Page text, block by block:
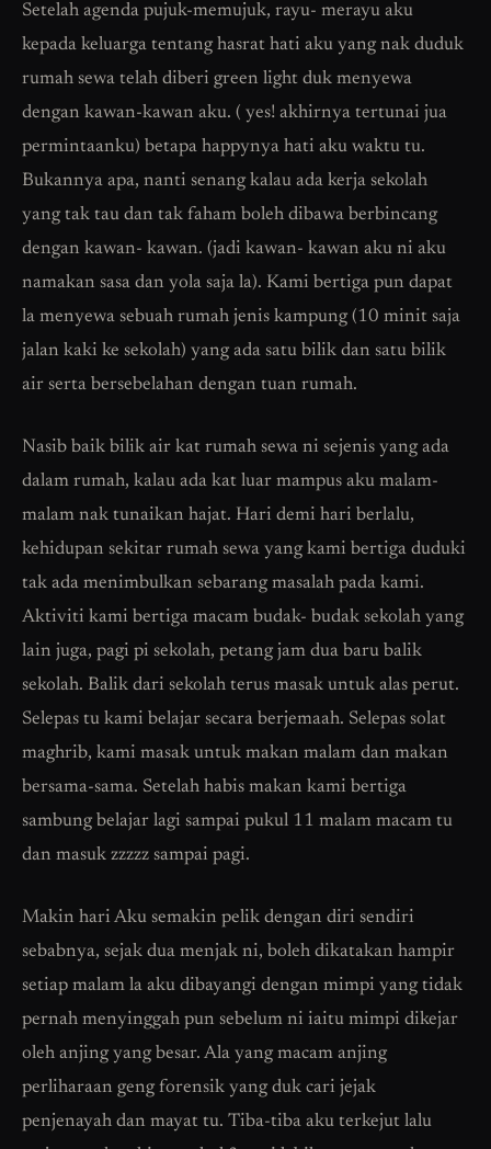
Setelah agenda pujuk-memujuk, rayu- merayu aku
kepada keluarga tentang hasrat hati aku yang nak duduk
rumah sewa telah diberi green light duk menyewa
dengan kawan-kawan aku. ( yes! akhirnya tertunai jua
permintaanku) betapa happynya hati aku waktu tu.
Bukannya apa, nanti senang kalau ada kerja sekolah
yang tak tau dan tak faham boleh dibawa berbincang
dengan kawan- kawan. (jadi kawan- kawan aku ni aku
namakan sasa dan yola saja la). Kami bertiga pun dapat
la menyewa sebuah rumah jenis kampung (10 minit saja
jalan kaki ke sekolah) yang ada satu bilik dan satu bilik
air serta bersebelahan dengan tuan rumah.
Nasib baik bilik air kat rumah sewa ni sejenis yang ada
dalam rumah, kalau ada kat luar mampus aku malam-
malam nak tunaikan hajat. Hari demi hari berlalu,
kehidupan sekitar rumah sewa yang kami bertiga duduki
tak ada menimbulkan sebarang masalah pada kami.
Aktiviti kami bertiga macam budak- budak sekolah yang
lain juga, pagi pi sekolah, petang jam dua baru balik
sekolah. Balik dari sekolah terus masak untuk alas perut.
Selepas tu kami belajar secara berjemaah. Selepas solat
maghrib, kami masak untuk makan malam dan makan
bersama-sama. Setelah habis makan kami bertiga
sambung belajar lagi sampai pukul 11 malam macam tu
dan masuk zzzzz sampai pagi.
Makin hari Aku semakin pelik dengan diri sendiri
sebabnya, sejak dua menjak ni, boleh dikatakan hampir
setiap malam la aku dibayangi dengan mimpi yang tidak
pernah menyinggah pun sebelum ni iaitu mimpi dikejar
oleh anjing yang besar. Ala yang macam anjing
perliharaan geng forensik yang duk cari jejak
penjenayah dan mayat tu. Tiba-tiba aku terkejut lalu